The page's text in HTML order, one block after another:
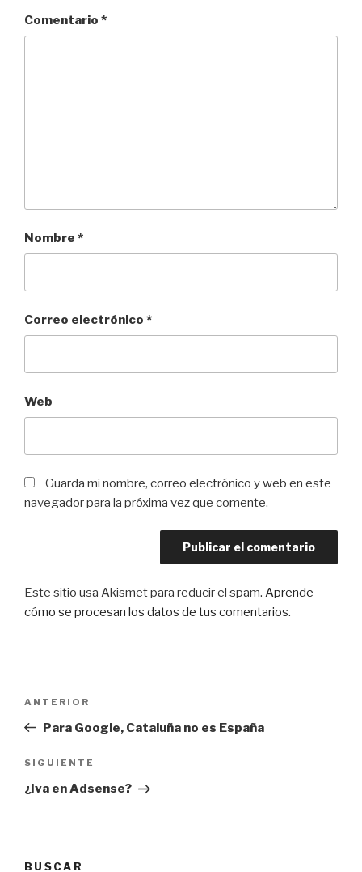
Comentario *
Nombre *
Correo electrónico *
Web
Guarda mi nombre, correo electrónico y web en este
navegador para la próxima vez que comente.
Este sitio usa Akismet para reducir el spam. Aprende
cómo se procesan los datos de tus comentarios.
entradas
Entrada
anterior:
ANTERIOR
Para Google, Cataluña no es España
Siguiente
entrada
SIGUIENTE
¿Iva en Adsense?
BUSCAR